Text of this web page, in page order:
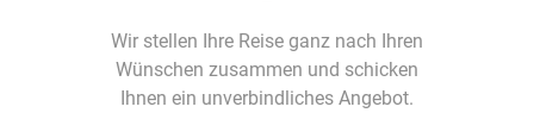
Wir stellen Ihre Reise ganz nach Ihren
Wünschen zusammen und schicken
Ihnen ein unverbindliches Angebot.